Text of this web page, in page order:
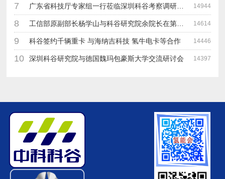
7 广东省科技厅专家组一行莅临深圳科谷考察调研“未来能源中心”项目 14944
8 工信部原副部长杨学山与科谷研究院余院长在第九届中电博览会交流 14614
9 科谷签约千辆重卡 与海纳吉科技 氢牛电卡等合作 14446
10 深圳科谷研究院与德国魏玛包豪斯大学交流研讨会 14397